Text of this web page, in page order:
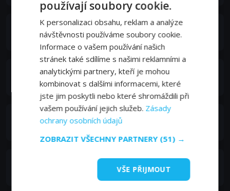
Madison Cipparone
Poppy Malone
Craig Brown
Steven
Alexander Conti
používají soubory cookie.
K personalizaci obsahu, reklam a analýze
návštěvnosti používáme soubory cookie.
Informace o vašem používání našich
stránek také sdílíme s našimi reklamními a
analytickými partnery, kteří je mohou
kombinovat s dalšími informacemi, které
jste jim poskytli nebo které shromáždili při
vašem používání jejich služeb. Zásady
ochrany osobních údajů
ZOBRAZIT VŠECHNY PARTNERY (51) →
VŠE PŘIJMOUT